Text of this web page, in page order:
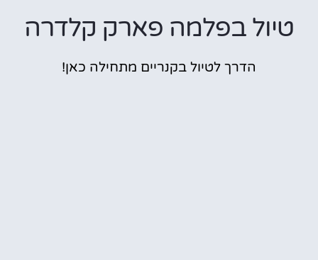
טיול בפלמה פארק קלדרה
הדרך לטיול בקנריים מתחילה כאן!